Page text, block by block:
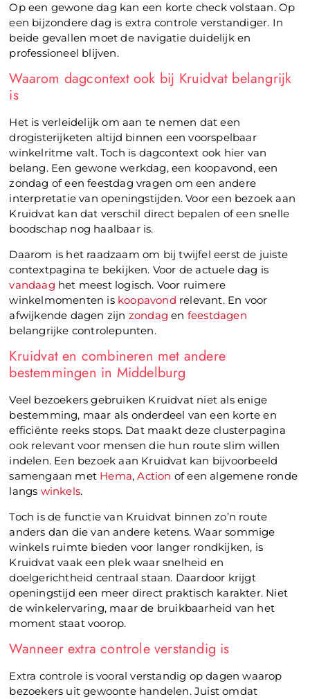
Op een gewone dag kan een korte check volstaan. Op
een bijzondere dag is extra controle verstandiger. In
beide gevallen moet de navigatie duidelijk en
professioneel blijven.
Waarom dagcontext ook bij Kruidvat belangrijk
is
Het is verleidelijk om aan te nemen dat een
drogisterijketen altijd binnen een voorspelbaar
winkelritme valt. Toch is dagcontext ook hier van
belang. Een gewone werkdag, een koopavond, een
zondag of een feestdag vragen om een andere
interpretatie van openingstijden. Voor een bezoek aan
Kruidvat kan dat verschil direct bepalen of een snelle
boodschap nog haalbaar is.
Daarom is het raadzaam om bij twijfel eerst de juiste
contextpagina te bekijken. Voor de actuele dag is
vandaag het meest logisch. Voor ruimere
winkelmomenten is koopavond relevant. En voor
afwijkende dagen zijn zondag en feestdagen
belangrijke controlepunten.
Kruidvat en combineren met andere
bestemmingen in Middelburg
Veel bezoekers gebruiken Kruidvat niet als enige
bestemming, maar als onderdeel van een korte en
efficiënte reeks stops. Dat maakt deze clusterpagina
ook relevant voor mensen die hun route slim willen
indelen. Een bezoek aan Kruidvat kan bijvoorbeeld
samengaan met Hema,Action of een algemene ronde
langs winkels.
Toch is de functie van Kruidvat binnen zo’n route
anders dan die van andere ketens. Waar sommige
winkels ruimte bieden voor langer rondkijken, is
Kruidvat vaak een plek waar snelheid en
doelgerichtheid centraal staan. Daardoor krijgt
openingstijd een meer direct praktisch karakter. Niet
de winkelervaring, maar de bruikbaarheid van het
moment staat voorop.
Wanneer extra controle verstandig is
Extra controle is vooral verstandig op dagen waarop
bezoekers uit gewoonte handelen. Juist omdat